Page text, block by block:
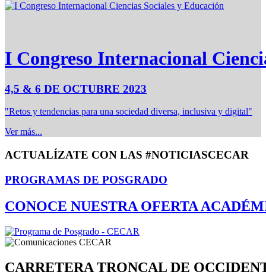
I Congreso Internacional
4,5 & 6 DE OCTUBRE 2023
"Retos y tendencias para una sociedad diversa, inclusiva y digital"
Ver más...
ACTUALÍZATE CON LAS #NOTICIASCECAR
PROGRAMAS DE POSGRADO
CONOCE NUESTRA OFERTA
CARRETERA TRONCAL DE